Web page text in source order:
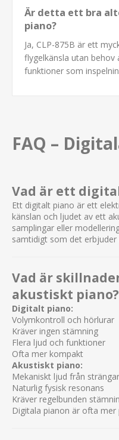
Är detta ett bra
piano?
Ja, CLP-875B är ett
flygelkänsla utan
funktioner som
FAQ –
Vad är ett
Ett digitalt piano är ett
känslan och ljudet av ett
samplingar eller
samtidigt som det
Vad är
akustiskt piano?
Digitalt piano:
Volymkontroll och hörlurar
Kräver ingen stämning
Flera ljud och funktioner
Ofta mer kompakt
Akustiskt piano:
Mekaniskt ljud från
Naturlig fysisk resonans
Kräver regelbunden
Digitala pianon är ofta